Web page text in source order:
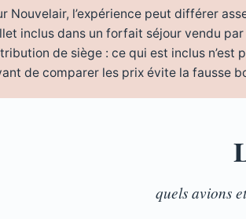
Nouvelair, l’expérience peut différer
inclus dans un forfait séjour vendu
de siège : ce qui est inclus n’est
de comparer les prix évite la fausse
quels avions